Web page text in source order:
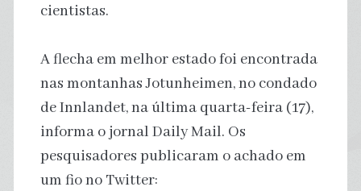
cientistas.
A flecha em melhor estado foi encontrada
nas montanhas Jotunheimen, no condado
de Innlandet, na última quarta-feira (17),
informa o jornal Daily Mail. Os
pesquisadores publicaram o achado em
um fio no Twitter: